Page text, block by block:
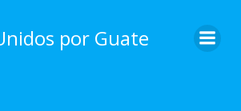
content
por Guate